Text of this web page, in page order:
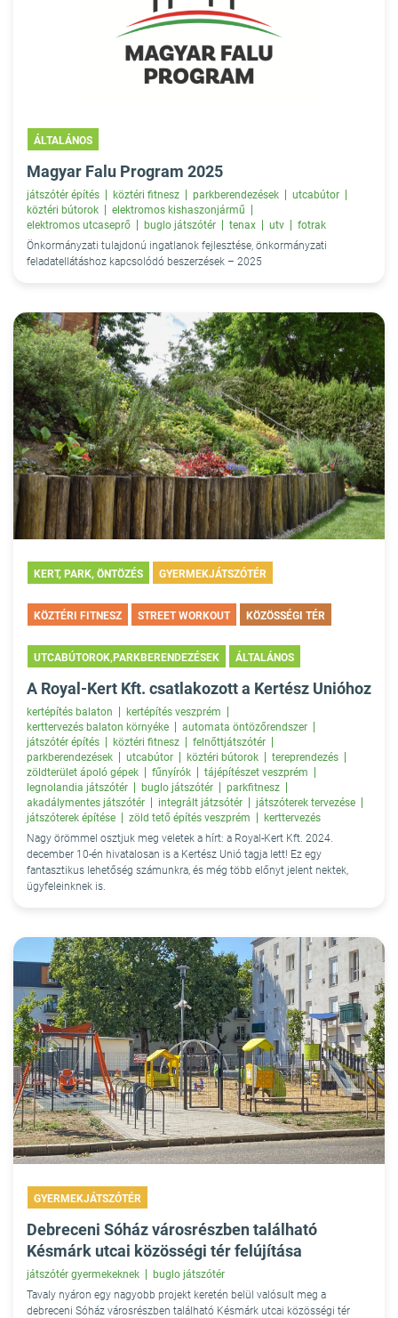
ÁLTALÁNOS
Magyar Falu Program 2025
játszótér építés köztéri fitnesz parkberendezések
utcabútor
köztéri bútorok
elektromos kishaszonjármű
elektromos utcaseprő
buglo játszótér tenax utv
fotrak
Önkormányzati tulajdonú ingatlanok fejlesztése, önkormányzati
feladatellátáshoz kapcsolódó beszerzések – 2025
KERT, PARK, ÖNTÖZÉS GYERMEKJÁTSZÓTÉR
KÖZTÉRI FITNESZ STREET WORKOUT KÖZÖSSÉGI TÉR
UTCABÚTOROK,PARKBERENDEZÉSEK ÁLTALÁNOS
A Royal-Kert Kft. csatlakozott a Kertész Unióhoz
kertépítés balaton
kertépítés veszprém
kerttervezés balaton környéke
automata öntözőrendszer
játszótér építés
köztéri fitnesz
felnőttjátszótér
parkberendezések
utcabútor köztéri bútorok
tereprendezés
zöldterület ápoló gépek
fűnyírók
tájépítészet veszprém
legnolandia játszótér
buglo játszótér
parkfitnesz
akadálymentes játszótér
integrált játzsótér
játszóterek tervezése
játszóterek építése
zöld tető építés veszprém
kerttervezés
Nagy örömmel osztjuk meg veletek a hírt: a Royal-Kert Kft. 2024.
december 10-én hivatalosan is a Kertész Unió tagja lett! Ez egy
fantasztikus lehetőség számunkra, és még több előnyt jelent nektek,
ügyfeleinknek is.
GYERMEKJÁTSZÓTÉR
Debreceni Sóház városrészben található
Késmárk utcai közösségi tér felújítása
játszótér gyermekeknek
buglo játszótér
Tavaly nyáron egy nagyobb projekt keretén belül valósult meg a
debreceni Sóház városrészben található Késmárk utcai közösségi tér